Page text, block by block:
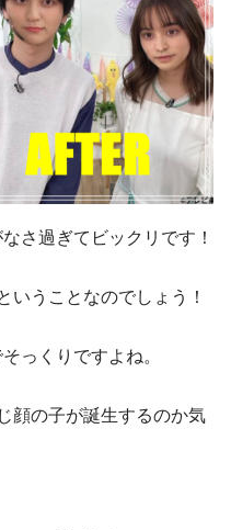
さ過ぎてビックリです！
いうことなのでしょう！
っくりですよね。
顔の子が誕生するのか気